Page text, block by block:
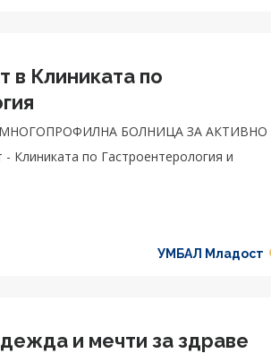
в Клиниката по
БОЛНИЦА ЗА АКТИВНО
УМБАЛ Младост
и мечти за здраве